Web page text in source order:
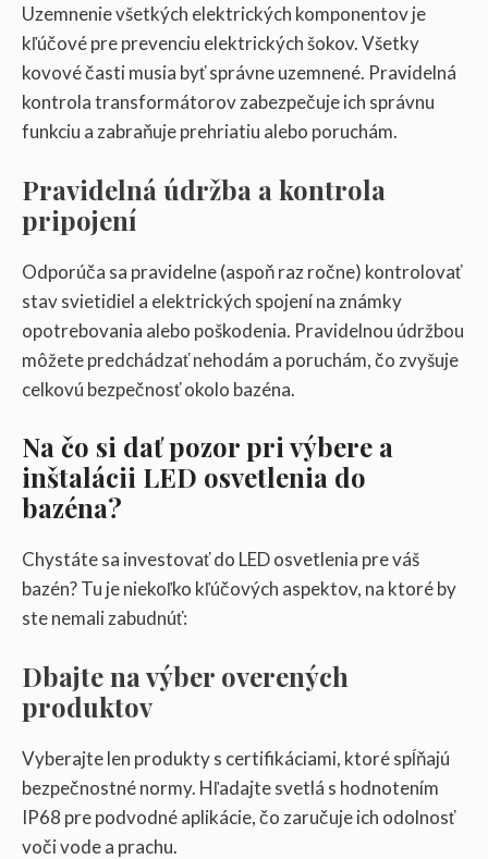
Uzemnenie všetkých elektrických komponentov je
kľúčové pre prevenciu elektrických šokov. Všetky
kovové časti musia byť správne uzemnené. Pravidelná
kontrola transformátorov zabezpečuje ich správnu
funkciu a zabraňuje prehriatiu alebo poruchám.
Pravidelná údržba a kontrola
pripojení
Odporúča sa pravidelne (aspoň raz ročne) kontrolovať
stav svietidiel a elektrických spojení na známky
opotrebovania alebo poškodenia. Pravidelnou údržbou
môžete predchádzať nehodám a poruchám, čo zvyšuje
celkovú bezpečnosť okolo bazéna.
Na čo si dať pozor pri výbere a
inštalácii LED osvetlenia do
bazéna?
Chystáte sa investovať do LED osvetlenia pre váš
bazén? Tu je niekoľko kľúčových aspektov, na ktoré by
ste nemali zabudnúť:
Dbajte na výber overených
produktov
Vyberajte len produkty s certifikáciami, ktoré spĺňajú
bezpečnostné normy. Hľadajte svetlá s hodnotením
IP68 pre podvodné aplikácie, čo zaručuje ich odolnosť
voči vode a prachu.